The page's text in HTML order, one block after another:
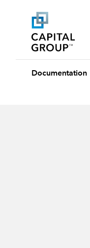
Documentation